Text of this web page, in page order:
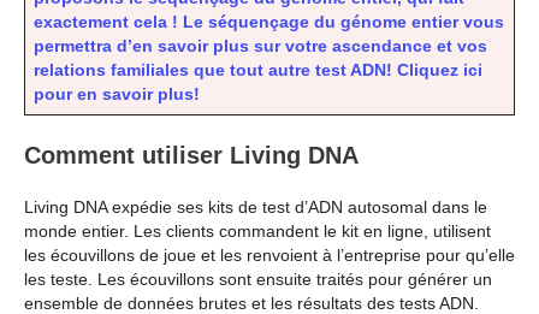
exactement cela ! Le séquençage du génome entier vous
permettra d’en savoir plus sur votre ascendance et vos
relations familiales que tout autre test ADN! Cliquez ici
pour en savoir plus!
Comment utiliser Living DNA
Living DNA expédie ses kits de test d’ADN autosomal dans le
monde entier. Les clients commandent le kit en ligne, utilisent
les écouvillons de joue et les renvoient à l’entreprise pour qu’elle
les teste. Les écouvillons sont ensuite traités pour générer un
ensemble de données brutes et les résultats des tests ADN.